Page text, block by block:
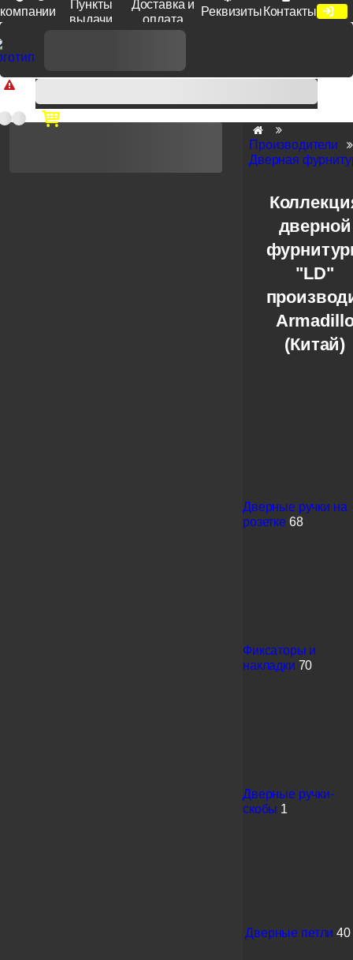
компании
Пункты
выдачи
Доставка и
оплата
Реквизиты Контакты
Доп. скидка от цен на сайте 7% при заказе от 50 тыс. руб
продукции Venezia, Fratelli, Tupai, Extreza, Melodia, Forme при
оплате по счету.
Производители
Дверная
дверной
"LD"
(Китай)
Дверные ручки на
розетке 68
Фиксаторы и
накладки 70
Дверные ручки-
скобы 1
Дверные петли 40